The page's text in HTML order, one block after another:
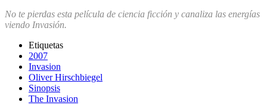
No te pierdas esta película de ciencia ficción y canaliza las energías
viendo Invasión.
Etiquetas
2007
Invasion
Oliver Hirschbiegel
Sinopsis
The Invasion